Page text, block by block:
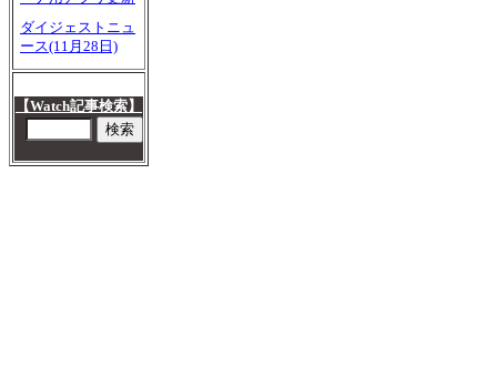
ダイジェストニュ
ース(11月28日)
【Watch記事検索】